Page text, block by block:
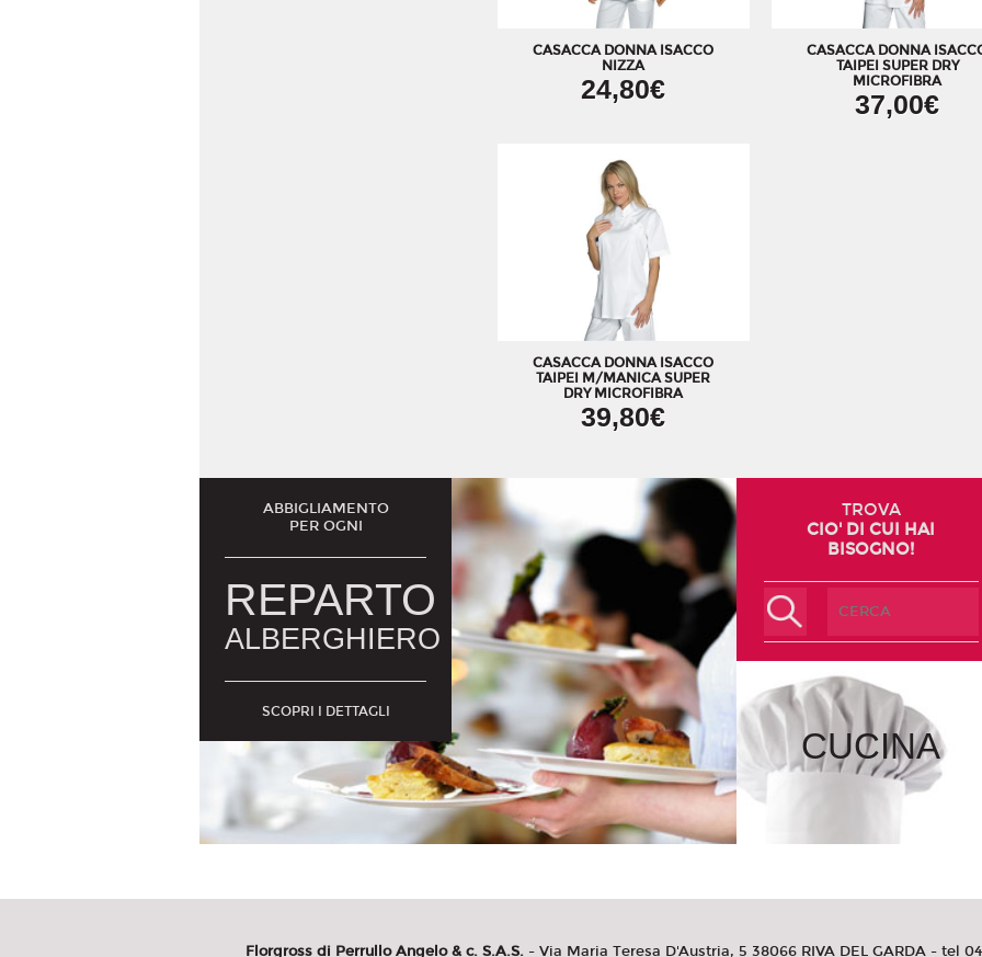
CASACCA DONNA ISACCO
NIZZA
24,80€
CASACCA DONNA
TAIPEI SUPER DRY
MICROFIBRA
37,00€
CASACCA DONNA ISACCO
TAIPEI M/MANICA SUPER
DRY MICROFIBRA
39,80€
ABBIGLIAMENTO
PER OGNI
REPARTO
ALBERGHIERO
SCOPRI I DETTAGLI
TROVA
CIO' DI CUI HAI
BISOGNO!
CUCINA
Florgross di Perrullo Angelo & c. S.A.S. - Via Maria Teresa D'Austria, 5 38066 RIVA DEL GARDA - tel